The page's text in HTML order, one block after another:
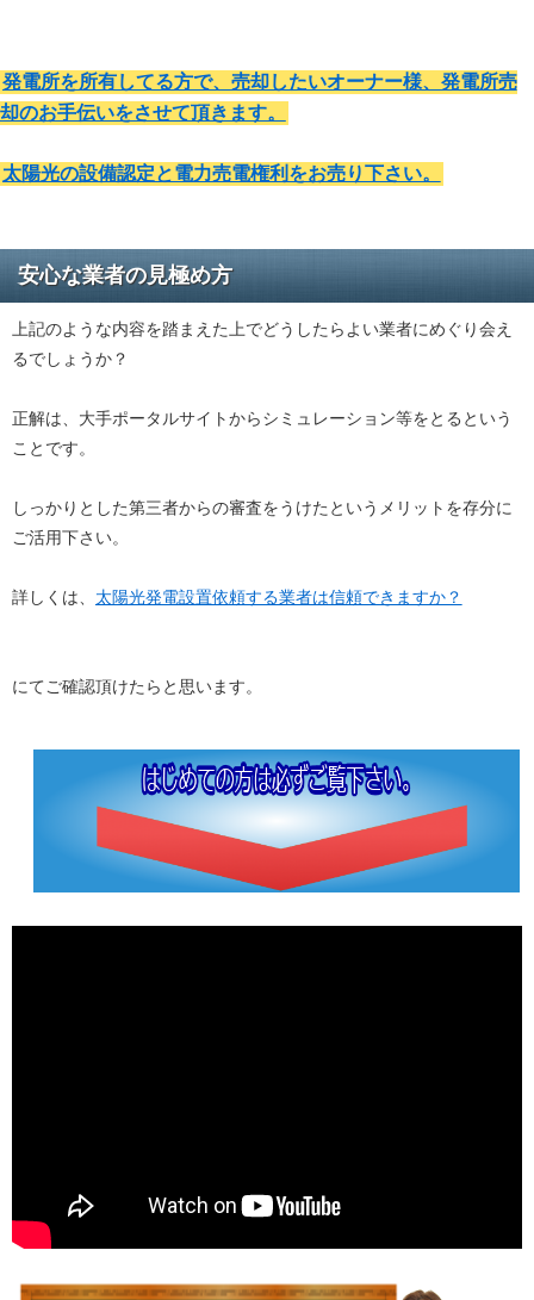
発電所を所有してる方で、売却したいオーナー様、発電所売
却のお手伝いをさせて頂きます。
太陽光の設備認定と電力売電権利をお売り下さい。
安心な業者の見極め方
上記のような内容を踏まえた上でどうしたらよい業者にめぐり会え
るでしょうか？
正解は、大手ポータルサイトからシミュレーション等をとるという
ことです。
しっかりとした第三者からの審査をうけたというメリットを存分に
ご活用下さい。
詳しくは、 太陽光発電設置依頼する業者は信頼できますか？
にてご確認頂けたらと思います。